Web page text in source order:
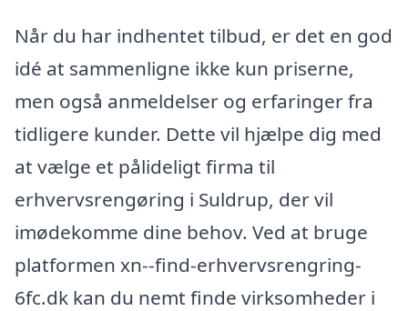
Når du har indhentet tilbud, er det en god
idé at sammenligne ikke kun priserne,
men også anmeldelser og erfaringer fra
tidligere kunder. Dette vil hjælpe dig med
at vælge et pålideligt firma til
erhvervsrengøring i Suldrup, der vil
imødekomme dine behov. Ved at bruge
platformen xn--find-erhvervsrengring-
6fc.dk kan du nemt finde virksomheder i